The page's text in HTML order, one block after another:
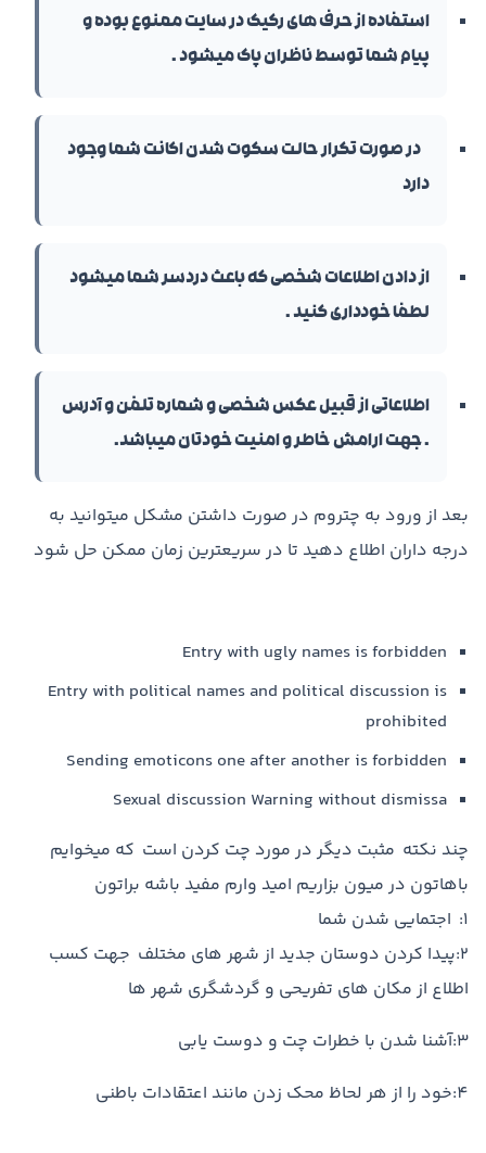
استفاده از حرف های رکیک در سایت ممنوع بوده و
پیام شما توسط ناظران پاک میشود .
در صورت تکرار حالت سکوت شدن اکانت شما وجود
دارد
از دادن اطلاعات شخصی که باعث دردسر شما میشود
لطفا خودداری کنید .
اطلاعاتی از قبیل عکس شخصی و شماره تلفن و آدرس
. جهت ارامش خاطر و امنیت خودتان میباشد.
بعد از ورود به چتروم در صورت داشتن مشکل میتوانید به
درجه داران اطلاع دهید تا در سریعترین زمان ممکن حل شود
Entry with ugly names is forbidden
Entry with political names and political discussion is
prohibited
Sending emoticons one after another is forbidden
Sexual discussion Warning without dismissa
چند نکته مثبت دیگر در مورد چت کردن است که میخوایم
باهاتون در میون بزاریم امید وارم مفید باشه براتون
1: اجتمایی شدن شما
2:پیدا کردن دوستان جدید از شهر های مختلف جهت کسب
اطلاع از مکان های تفریحی و گردشگری شهر ها
3:آشنا شدن با خطرات چت و دوست یابی
4:خود را از هر لحاظ محک زدن مانند اعتقادات باطنی